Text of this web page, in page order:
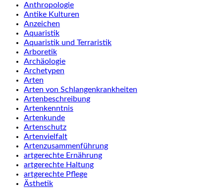
Anthropologie
Antike Kulturen
Anzeichen
Aquaristik
Aquaristik und Terraristik
Arboretik
Archäologie
Archetypen
Arten
Arten von Schlangenkrankheiten
Artenbeschreibung
Artenkenntnis
Artenkunde
Artenschutz
Artenvielfalt
Artenzusammenführung
artgerechte Ernährung
artgerechte Haltung
artgerechte Pflege
Ästhetik